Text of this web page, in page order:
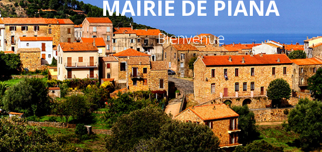
MAIRIE DE PIANA
Bienvenue